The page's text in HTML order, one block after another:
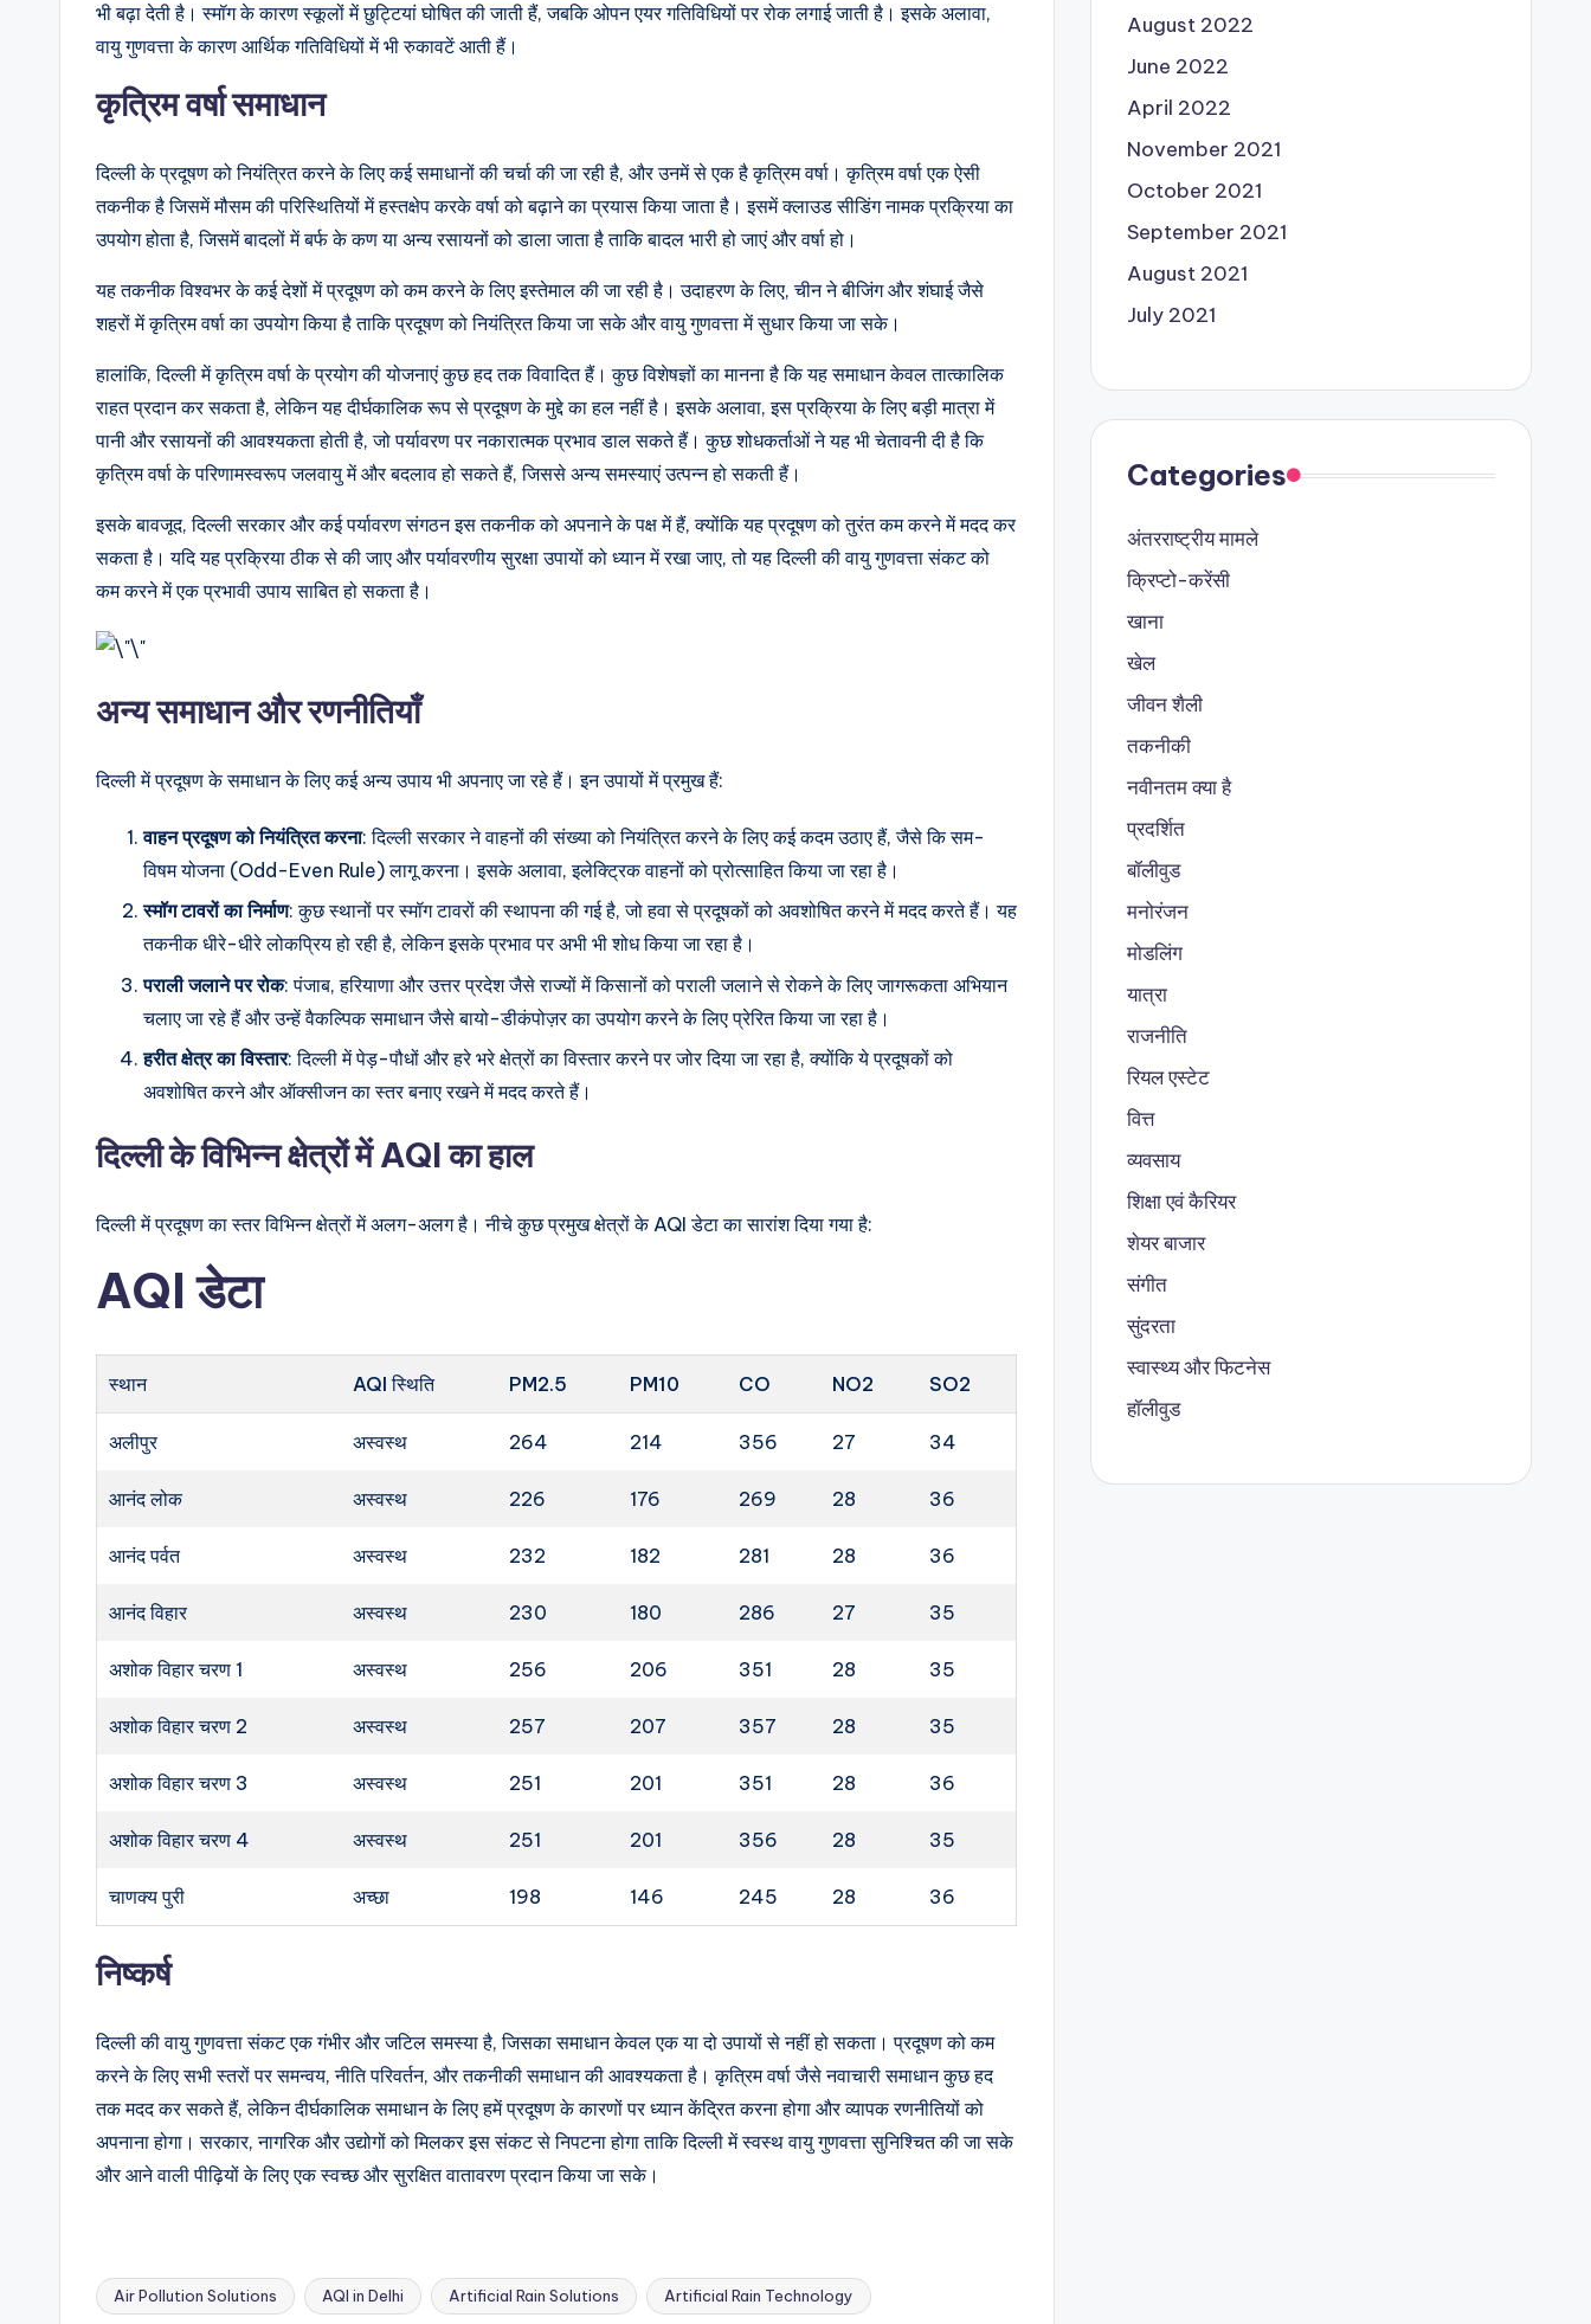
भी बढ़ा देती है। स्मॉग के कारण स्कूलों में छुट्टियां घोषित की जाती हैं, जबकि ओपन एयर गतिविधियों पर रोक लगाई जाती है। इसके अलावा,
वायु गुणवत्ता के कारण आर्थिक गतिविधियों में भी रुकावटें आती हैं।
कृत्रिम वर्षा समाधान
दिल्ली के प्रदूषण को नियंत्रित करने के लिए कई समाधानों की चर्चा की जा रही है, और उनमें से एक है कृत्रिम वर्षा। कृत्रिम वर्षा एक ऐसी
तकनीक है जिसमें मौसम की परिस्थितियों में हस्तक्षेप करके वर्षा को बढ़ाने का प्रयास किया जाता है। इसमें क्लाउड सीडिंग नामक प्रक्रिया का
उपयोग होता है, जिसमें बादलों में बर्फ के कण या अन्य रसायनों को डाला जाता है ताकि बादल भारी हो जाएं और वर्षा हो।
यह तकनीक विश्वभर के कई देशों में प्रदूषण को कम करने के लिए इस्तेमाल की जा रही है। उदाहरण के लिए, चीन ने बीजिंग और शंघाई जैसे
शहरों में कृत्रिम वर्षा का उपयोग किया है ताकि प्रदूषण को नियंत्रित किया जा सके और वायु गुणवत्ता में सुधार किया जा सके।
हालांकि, दिल्ली में कृत्रिम वर्षा के प्रयोग की योजनाएं कुछ हद तक विवादित हैं। कुछ विशेषज्ञों का मानना है कि यह समाधान केवल तात्कालिक
राहत प्रदान कर सकता है, लेकिन यह दीर्घकालिक रूप से प्रदूषण के मुद्दे का हल नहीं है। इसके अलावा, इस प्रक्रिया के लिए बड़ी मात्रा में
पानी और रसायनों की आवश्यकता होती है, जो पर्यावरण पर नकारात्मक प्रभाव डाल सकते हैं। कुछ शोधकर्ताओं ने यह भी चेतावनी दी है कि
कृत्रिम वर्षा के परिणामस्वरूप जलवायु में और बदलाव हो सकते हैं, जिससे अन्य समस्याएं उत्पन्न हो सकती हैं।
इसके बावजूद, दिल्ली सरकार और कई पर्यावरण संगठन इस तकनीक को अपनाने के पक्ष में हैं, क्योंकि यह प्रदूषण को तुरंत कम करने में मदद कर
सकता है। यदि यह प्रक्रिया ठीक से की जाए और पर्यावरणीय सुरक्षा उपायों को ध्यान में रखा जाए, तो यह दिल्ली की वायु गुणवत्ता संकट को
कम करने में एक प्रभावी उपाय साबित हो सकता है।
अन्य समाधान और रणनीतियाँ
दिल्ली में प्रदूषण के समाधान के लिए कई अन्य उपाय भी अपनाए जा रहे हैं। इन उपायों में प्रमुख हैं:
वाहन प्रदूषण को नियंत्रित करना: दिल्ली सरकार ने वाहनों की संख्या को नियंत्रित करने के लिए कई कदम उठाए हैं, जैसे कि सम-
विषम योजना (Odd-Even Rule) लागू करना। इसके अलावा, इलेक्ट्रिक वाहनों को प्रोत्साहित किया जा रहा है।
स्मॉग टावरों का निर्माण: कुछ स्थानों पर स्मॉग टावरों की स्थापना की गई है, जो हवा से प्रदूषकों को अवशोषित करने में मदद करते हैं। यह
तकनीक धीरे-धीरे लोकप्रिय हो रही है, लेकिन इसके प्रभाव पर अभी भी शोध किया जा रहा है।
पराली जलाने पर रोक: पंजाब, हरियाणा और उत्तर प्रदेश जैसे राज्यों में किसानों को पराली जलाने से रोकने के लिए जागरूकता अभियान
चलाए जा रहे हैं और उन्हें वैकल्पिक समाधान जैसे बायो-डीकंपोज़र का उपयोग करने के लिए प्रेरित किया जा रहा है।
हरीत क्षेत्र का विस्तार: दिल्ली में पेड़-पौधों और हरे भरे क्षेत्रों का विस्तार करने पर जोर दिया जा रहा है, क्योंकि ये प्रदूषकों को
अवशोषित करने और ऑक्सीजन का स्तर बनाए रखने में मदद करते हैं।
दिल्ली के विभिन्न क्षेत्रों में AQI का हाल
दिल्ली में प्रदूषण का स्तर विभिन्न क्षेत्रों में अलग-अलग है। नीचे कुछ प्रमुख क्षेत्रों के AQI डेटा का सारांश दिया गया है:
AQI डेटा
स्थान AQI स्थिति PM2.5 PM10 CO NO2 SO2
अलीपुर अस्वस्थ 264 214 356 27 34
आनंद लोक अस्वस्थ 226 176 269 28 36
आनंद पर्वत अस्वस्थ 232 182 281 28 36
आनंद विहार अस्वस्थ 230 180 286 27 35
अशोक विहार चरण 1 अस्वस्थ 256 206 351 28 35
अशोक विहार चरण 2 अस्वस्थ 257 207 357 28 35
अशोक विहार चरण 3 अस्वस्थ 251 201 351 28 36
अशोक विहार चरण 4 अस्वस्थ 251 201 356 28 35
चाणक्य पुरी अच्छा 198 146 245 28 36
निष्कर्ष
दिल्ली की वायु गुणवत्ता संकट एक गंभीर और जटिल समस्या है, जिसका समाधान केवल एक या दो उपायों से नहीं हो सकता। प्रदूषण को कम
करने के लिए सभी स्तरों पर समन्वय, नीति परिवर्तन, और तकनीकी समाधान की आवश्यकता है। कृत्रिम वर्षा जैसे नवाचारी समाधान कुछ हद
तक मदद कर सकते हैं, लेकिन दीर्घकालिक समाधान के लिए हमें प्रदूषण के कारणों पर ध्यान केंद्रित करना होगा और व्यापक रणनीतियों को
अपनाना होगा। सरकार, नागरिक और उद्योगों को मिलकर इस संकट से निपटना होगा ताकि दिल्ली में स्वस्थ वायु गुणवत्ता सुनिश्चित की जा सके
और आने वाली पीढ़ियों के लिए एक स्वच्छ और सुरक्षित वातावरण प्रदान किया जा सके।
Air Pollution Solutions AQI in Delhi Artificial Rain Solutions Artificial Rain Technology
August 2022
June 2022
April 2022
November 2021
October 2021
September 2021
August 2021
July 2021
Categories
अंतरराष्ट्रीय मामले
क्रिप्टो-करेंसी
खाना
खेल
जीवन शैली
तकनीकी
नवीनतम क्या है
प्रदर्शित
बॉलीवुड
मनोरंजन
मोडलिंग
यात्रा
राजनीति
रियल एस्टेट
वित्त
व्यवसाय
शिक्षा एवं कैरियर
शेयर बाजार
संगीत
सुंदरता
स्वास्थ्य और फिटनेस
हॉलीवुड